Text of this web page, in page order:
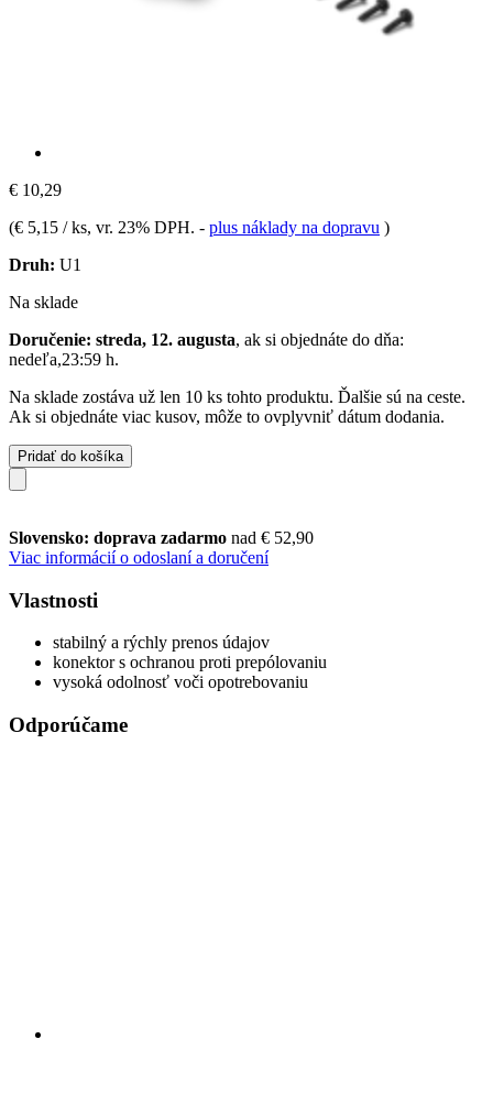
€ 10,29
(€ 5,15 / ks, vr. 23% DPH. - plus náklady na dopravu )
Druh: U1
Na sklade
Doručenie: streda, 12. augusta, ak si objednáte do dňa:
nedeľa,23:59 h.
Na sklade zostáva už len 10 ks tohto produktu. Ďalšie sú na ceste.
Ak si objednáte viac kusov, môže to ovplyvniť dátum dodania.
Pridať do košíka
Slovensko: doprava zadarmo nad € 52,90
Viac informácií o odoslaní a doručení
Vlastnosti
stabilný a rýchly prenos údajov
konektor s ochranou proti prepólovaniu
vysoká odolnosť voči opotrebovaniu
Odporúčame